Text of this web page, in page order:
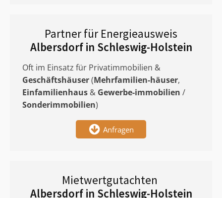
Partner für Energieausweis
Albersdorf in Schleswig-Holstein
Oft im Einsatz für Privatimmobilien &
Geschäftshäuser(Mehrfamilien-häuser,
Einfamilienhaus & Gewerbe-immobilien /
Sonderimmobilien)
Anfragen
Mietwertgutachten
Albersdorf in Schleswig-Holstein